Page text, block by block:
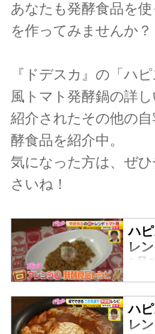
あなたも発酵食品を
を作ってみませんか？
『ドデスカ』の「ハ
風トマト発酵鍋の詳
紹介されたその他の
酵食品を紹介中。
気になった方は、ぜ
さいね！
ハ
レ
1
古
ハ
レ